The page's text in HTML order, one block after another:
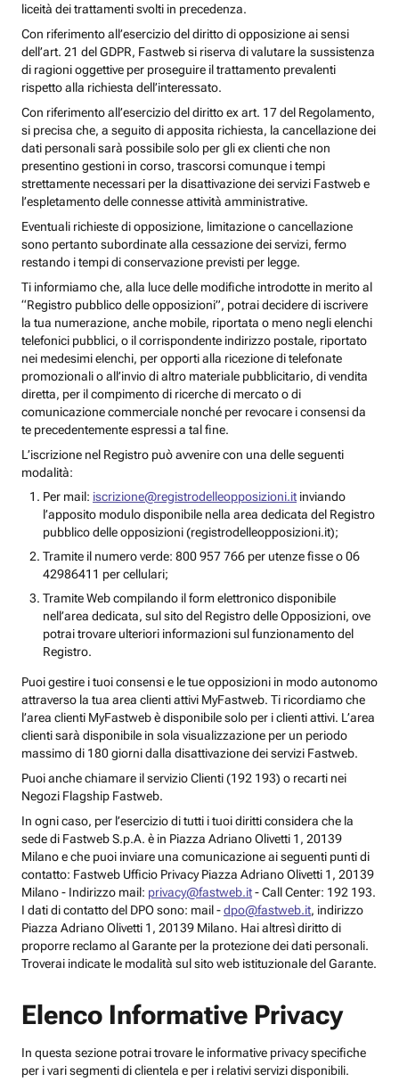
liceità dei trattamenti svolti in precedenza.
Con riferimento all’esercizio del diritto di opposizione ai sensi
dell’art. 21 del GDPR, Fastweb si riserva di valutare la sussistenza
di ragioni oggettive per proseguire il trattamento prevalenti
rispetto alla richiesta dell’interessato.
Con riferimento all’esercizio del diritto ex art. 17 del Regolamento,
si precisa che, a seguito di apposita richiesta, la cancellazione dei
dati personali sarà possibile solo per gli ex clienti che non
presentino gestioni in corso, trascorsi comunque i tempi
strettamente necessari per la disattivazione dei servizi Fastweb e
l’espletamento delle connesse attività amministrative.
Eventuali richieste di opposizione, limitazione o cancellazione
sono pertanto subordinate alla cessazione dei servizi, fermo
restando i tempi di conservazione previsti per legge.
Ti informiamo che, alla luce delle modifiche introdotte in merito al
“Registro pubblico delle opposizioni”, potrai decidere di iscrivere
la tua numerazione, anche mobile, riportata o meno negli elenchi
telefonici pubblici, o il corrispondente indirizzo postale, riportato
nei medesimi elenchi, per opporti alla ricezione di telefonate
promozionali o all’invio di altro materiale pubblicitario, di vendita
diretta, per il compimento di ricerche di mercato o di
comunicazione commerciale nonché per revocare i consensi da
te precedentemente espressi a tal fine.
L’iscrizione nel Registro può avvenire con una delle seguenti
modalità:
Per mail: iscrizione@registrodelleopposizioni.it inviando
l’apposito modulo disponibile nella area dedicata del Registro
pubblico delle opposizioni (registrodelleopposizioni.it);
Tramite il numero verde: 800 957 766 per utenze fisse o 06
42986411 per cellulari;
Tramite Web compilando il form elettronico disponibile
nell’area dedicata, sul sito del Registro delle Opposizioni, ove
potrai trovare ulteriori informazioni sul funzionamento del
Registro.
Puoi gestire i tuoi consensi e le tue opposizioni in modo autonomo
attraverso la tua area clienti attivi MyFastweb. Ti ricordiamo che
l’area clienti MyFastweb è disponibile solo per i clienti attivi. L’area
clienti sarà disponibile in sola visualizzazione per un periodo
massimo di 180 giorni dalla disattivazione dei servizi Fastweb.
Puoi anche chiamare il servizio Clienti (192 193) o recarti nei
Negozi Flagship Fastweb.
In ogni caso, per l’esercizio di tutti i tuoi diritti considera che la
sede di Fastweb S.p.A. è in Piazza Adriano Olivetti 1, 20139
Milano e che puoi inviare una comunicazione ai seguenti punti di
contatto: Fastweb Ufficio Privacy Piazza Adriano Olivetti 1, 20139
Milano - Indirizzo mail: privacy@fastweb.it- Call Center: 192 193.
I dati di contatto del DPO sono: mail -dpo@fastweb.it, indirizzo
Piazza Adriano Olivetti 1, 20139 Milano. Hai altresì diritto di
proporre reclamo al Garante per la protezione dei dati personali.
Troverai indicate le modalità sul sito web istituzionale del Garante.
Elenco Informative Privacy
In questa sezione potrai trovare le informative privacy specifiche
per i vari segmenti di clientela e per i relativi servizi disponibili.